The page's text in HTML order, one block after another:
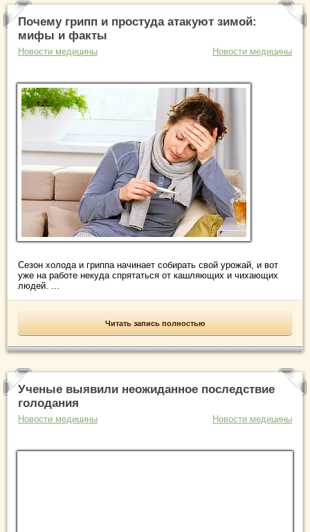
Почему грипп и простуда атакуют зимой:
мифы и факты
Новости медицины Новости медицины
Сезон холода и гриппа начинает собирать свой урожай, и вот
уже на работе некуда спрятаться от кашляющих и чихающих
людей. ...
Читать запись полностью
Ученые выявили неожиданное последствие
голодания
Новости медицины Новости медицины